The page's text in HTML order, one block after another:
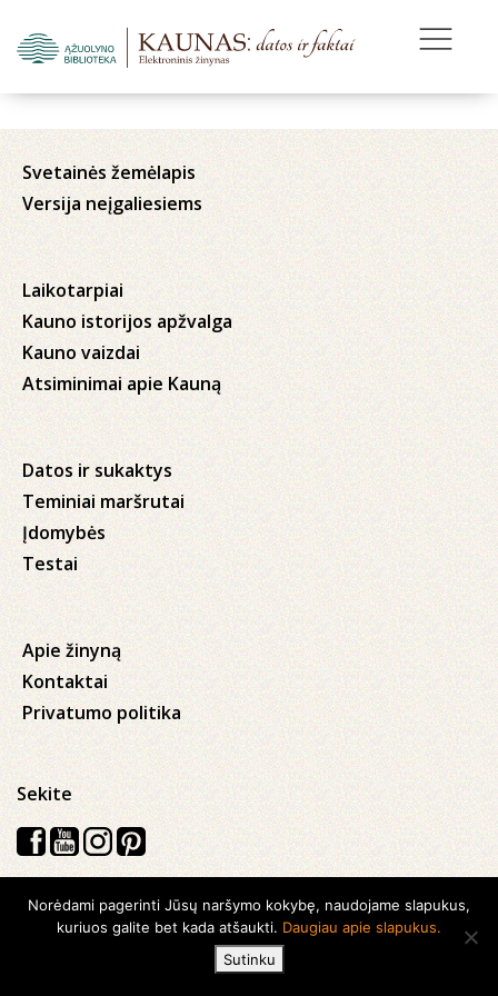
Svetainės žemėlapis
Versija neįgaliesiems
Laikotarpiai
Kauno istorijos apžvalga
Kauno vaizdai
Atsiminimai apie Kauną
Datos ir sukaktys
Teminiai maršrutai
Įdomybės
Testai
Apie žinyną
Kontaktai
Privatumo politika
Sekite
Visos teisės saugomos © 2026 Kauno apskrities viešoji Ąžuolyno
biblioteka
Norėdami pagerinti Jūsų naršymo kokybę, naudojame slapukus,
kuriuos galite bet kada atšaukti. Daugiau apie slapukus.
Sutinku